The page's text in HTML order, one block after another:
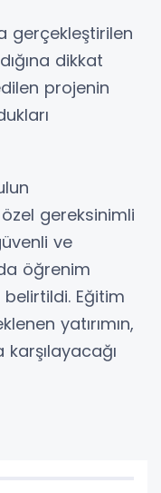
gerçekleştirilen
dikkat
projenin
gereksinimli
ve
öğrenim
Eğitim
yatırımın,